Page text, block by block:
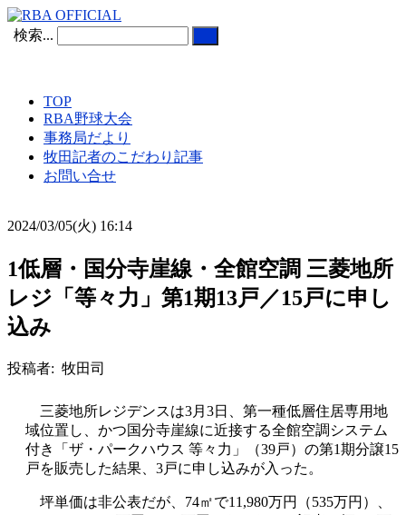
検索...
TOP
RBA野球大会
事務局だより
牧田記者のこだわり記事
お問い合せ
2024/03/05(火) 16:14
1低層・国分寺崖線・全館空調 三菱地所
レジ「等々力」第1期13戸／15戸に申し
込み
投稿者: 牧田司
三菱地所レジデンスは3月 3日、第一種低層住居専用地
域位置し、かつ国分寺崖線に近接する全館空調システム
付き「ザ・パークハウス 等々力」（39戸）の第1期分譲15
戸を販売した結果、 3戸に申し込みが入った。
坪単価は非公表だが、 74㎡で11,980万円（535万円）、